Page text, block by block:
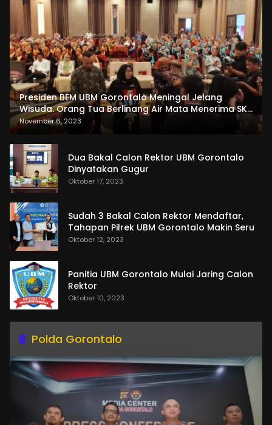
Presiden BEM UBM Gorontalo Meningal Jelang
Wisuda. Orang Tua Berlinang Air Mata Menerima SKL
dan Pemasangan Salempang
November 6, 2023
Dua Bakal Calon Rektor UBM Gorontalo
Dinyatakan Gugur
Oktober 17, 2023
Sudah 3 Bakal Calon Rektor Mendaftar,
Tahapan Pilrek UBM Gorontalo Makin Seru
Oktober 12, 2023
Panitia UBM Gorontalo Mulai Jaring Calon
Rektor
Oktober 10, 2023
Polda Gorontalo